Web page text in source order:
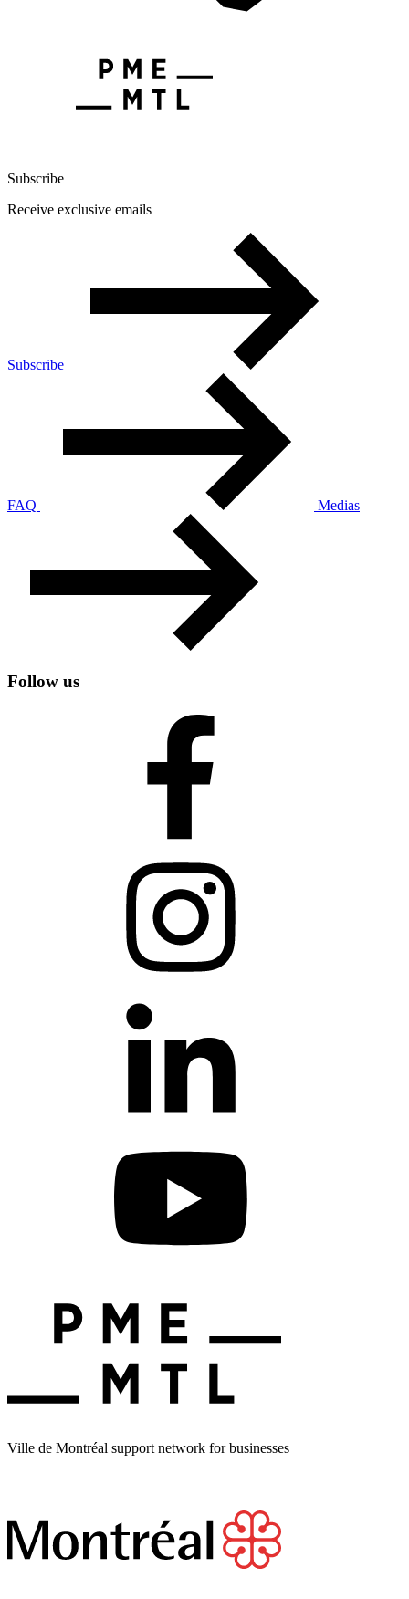
Subscribe
Receive exclusive emails
Subscribe
FAQ Medias
Follow us
Ville de Montréal support network for businesses